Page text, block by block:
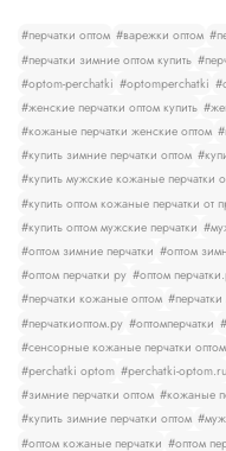
#перчатки оптом #варежки оптом
#перчатки зимние оптом купить
#optom-perchatki #optomperchatki
#женские перчатки оптом купить
#кожаные перчатки женские оптом
#купить зимние перчатки оптом
#купить мужские кожаные перчатки
#купить оптом кожаные перчатки от
#купить оптом мужские перчатки
#оптом зимние перчатки #оптом
#оптом перчатки ру #оптом
#перчатки кожаные оптом
#перчаткиоптом.ру #оптомперчатки
#сенсорные кожаные перчатки оптом
#perchatki optom #perchatki-optom.ru
#зимние перчатки оптом #кожаные
#купить зимние перчатки оптом
#оптом кожаные перчатки #оптом